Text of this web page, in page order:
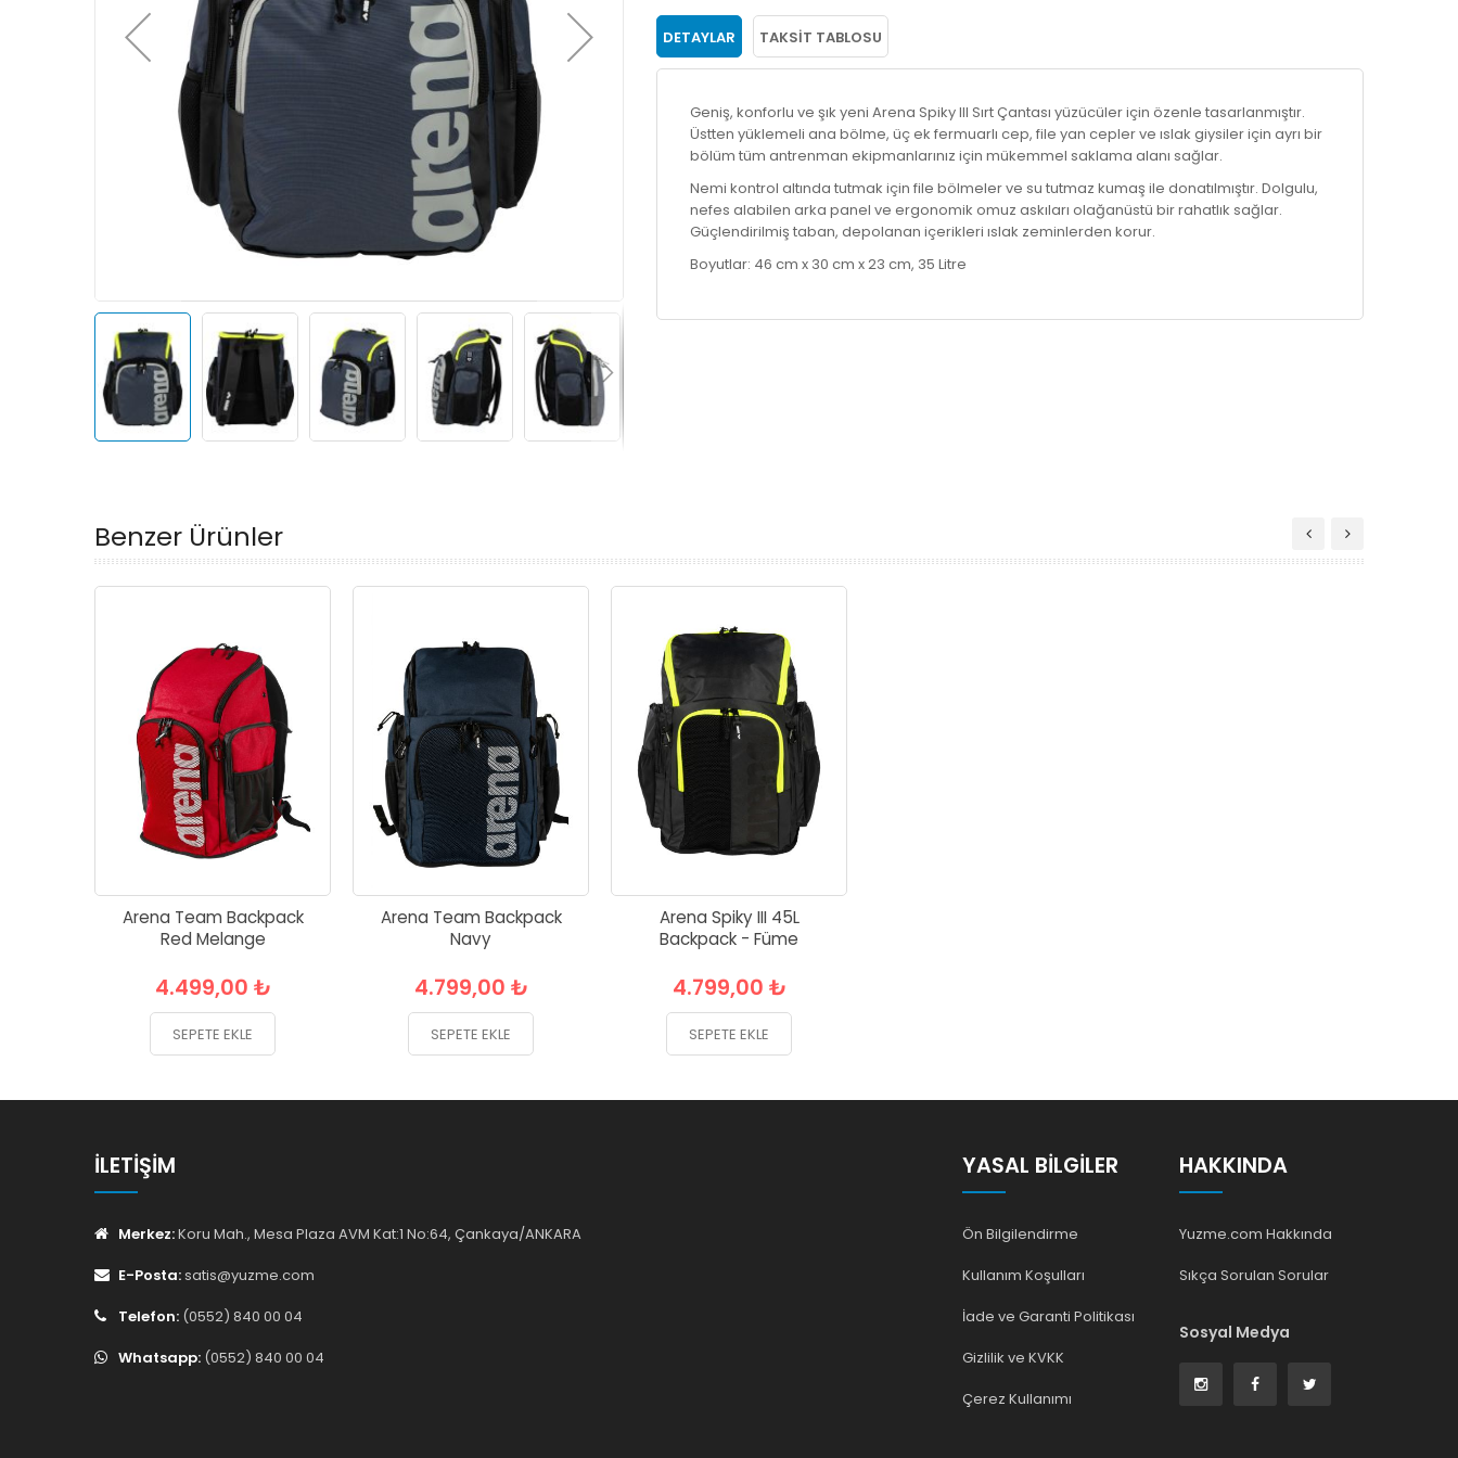
DETAYLAR TAKSIT TABLOSU
Geniş, konforlu ve şık yeni Arena Spiky III Sırt Çantası yüzücüler için özenle tasarlanmıştır.
Üstten yüklemeli ana bölme, üç ek fermuarlı cep, file yan cepler ve ıslak giysiler için ayrı bir
bölüm tüm antrenman ekipmanlarınız için mükemmel saklama alanı sağlar.
Nemi kontrol altında tutmak için file bölmeler ve su tutmaz kumaş ile donatılmıştır. Dolgulu,
nefes alabilen arka panel ve ergonomik omuz askıları olağanüstü bir rahatlık sağlar.
Güçlendirilmiş taban, depolanan içerikleri ıslak zeminlerden korur.
Boyutlar: 46 cm x 30 cm x 23 cm, 35 Litre
Benzer Ürünler
Arena Team Backpack
Red Melange
4.499,00 ₺
SEPETE EKLE
Arena Team Backpack
Navy
4.799,00 ₺
SEPETE EKLE
Arena Spiky III 45L
Backpack - Füme
4.799,00 ₺
SEPETE EKLE
İLETIŞIM
Merkez:Koru Mah., Mesa Plaza AVM Kat:1 No:64, Çankaya/ANKARA
E-Posta:satis@yuzme.com
Telefon: (0552) 840 00 04
Whatsapp: (0552) 840 00 04
YASAL BILGILER
Ön Bilgilendirme
Kullanım Koşulları
İade ve Garanti Politikası
Gizlilik ve KVKK
Çerez Kullanımı
HAKKINDA
Yuzme.com Hakkında
Sıkça Sorulan Sorular
Sosyal Medya